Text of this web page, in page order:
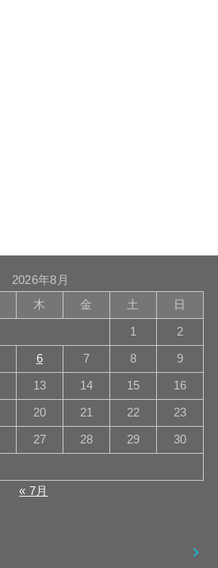
2026年8月
木 金 土 日
1 2
6 7 8 9
13 14 15 16
20 21 22 23
27 28 29 30
« 7月